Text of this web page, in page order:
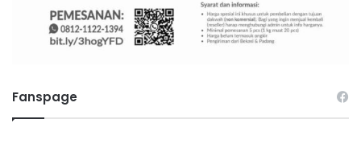
Fanspage